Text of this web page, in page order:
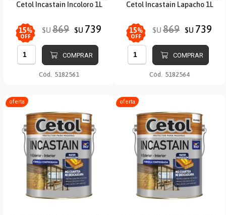
Cetol Incastain Incoloro 1L
15%
OFF
$U 869 $U 739
COMPRAR
Cód. 5182561
Cetol Incastain Lapacho 1L
15%
OFF
$U 869 $U 739
COMPRAR
Cód. 5182564
oferta oferta